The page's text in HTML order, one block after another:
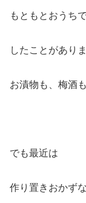
もともとおうち
したことがあり
お漬物も、梅酒
でも最近は
作り置きおかずな